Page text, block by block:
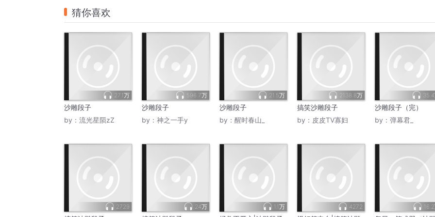
猜你喜欢
27.1万
沙雕段子
by： 流光星陨zZ
596.7万
沙雕段子
by： 神之一手y
21.5万
沙雕段子
by： 醒时春山_
2138.8万
搞笑沙雕段子
by： 皮皮TV寡妇
沙雕段子（完）
by： 弹幕君_
2729 24万 1.1万 4272